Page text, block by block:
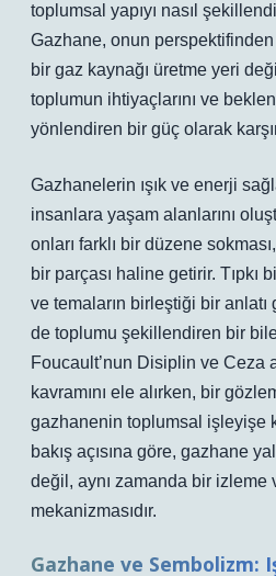
toplumsal yapıyı nasıl
Gazhane, onun perspektifinden
bir gaz kaynağı üretme yeri
toplumun ihtiyaçlarını ve
yönlendiren bir güç olarak
Gazhanelerin ışık ve enerji
insanlara yaşam alanlarını
onları farklı bir düzene
bir parçası haline getirir. Tıpkı
ve temaların birleştiği bir
de toplumu şekillendiren bir
Foucault’nun Disiplin ve Ceza
kavramını ele alırken, bir
gazhanenin toplumsal işleyişe
bakış açısına göre, gazhane
değil, aynı zamanda bir izleme
mekanizmasıdır.
Gazhane ve Sembolizm: